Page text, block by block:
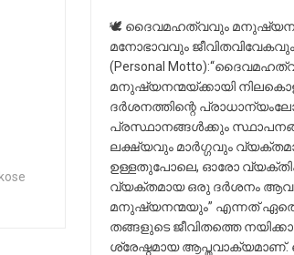
🕊️ ദൈവമഹത്വവും
മനോഭാവവും
(Personal
മനുഷ്യനന്മയ്ക്കായി
ദർശനത്തിന്റെ
പ്രസ്ഥാനങ്ങൾക്കും
ലക്ഷ്യവും മാർഗ്ഗവും
ഉള്ളതുപോലെ, ഓരോ
വ്യക്തമായ ഒരു ദർശനം
മനുഷ്യനന്മയും” എന്നത്
തങ്ങളുടെ ജീവിതത്തെ
ശ്രേഷ്ഠമായ